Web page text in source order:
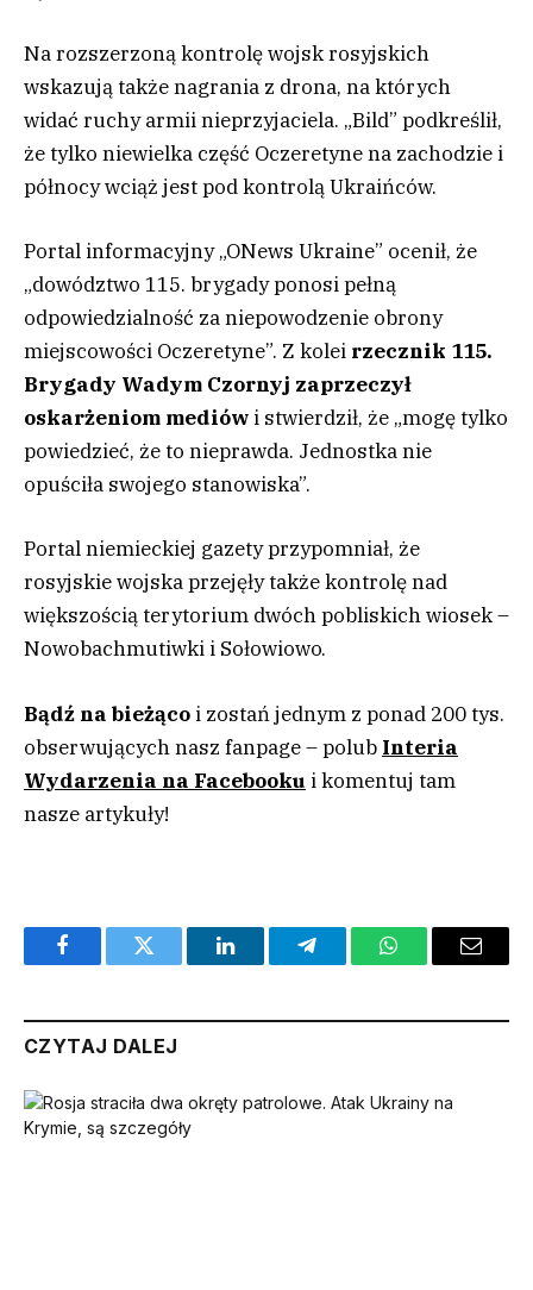
Na rozszerzoną kontrolę wojsk rosyjskich
wskazują także nagrania z drona, na których
widać ruchy armii nieprzyjaciela. „Bild” podkreślił,
że tylko niewielka część Oczeretyne na zachodzie i
północy wciąż jest pod kontrolą Ukraińców.
Portal informacyjny „ONews Ukraine” ocenił, że
„dowództwo 115. brygady ponosi pełną
odpowiedzialność za niepowodzenie obrony
miejscowości Oczeretyne”. Z kolei rzecznik 115.
Brygady Wadym Czornyj zaprzeczył
oskarżeniom mediów i stwierdził, że „mogę tylko
powiedzieć, że to nieprawda. Jednostka nie
opuściła swojego stanowiska”.
Portal niemieckiej gazety przypomniał, że
rosyjskie wojska przejęły także kontrolę nad
większością terytorium dwóch pobliskich wiosek –
Nowobachmutiwki i Sołowiowo.
Bądź na bieżąco i zostań jednym z ponad 200 tys.
obserwujących nasz fanpage – polub Interia
Wydarzenia na Facebooku i komentuj tam
nasze artykuły!
FacebookTwitter LinkedInTelegramWhatsAppEmail
CZYTAJ DALEJ